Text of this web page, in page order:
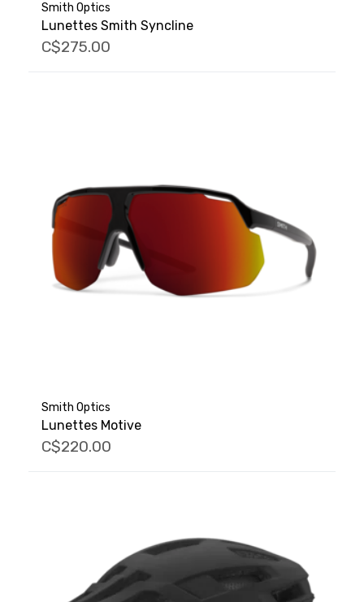
Smith Optics
Lunettes Smith Syncline
C$275.00
Smith Optics
Lunettes Motive
C$220.00